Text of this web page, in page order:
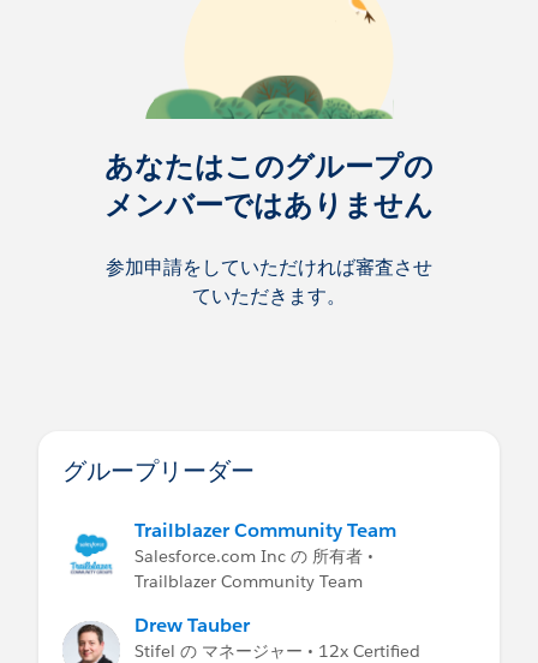
あなたはこのグループの
メンバーではありません
参加申請をしていただければ審査させ
ていただきます。
グループリーダー
Trailblazer Community Team
Salesforce.com Inc の 所有者 •
Trailblazer Community Team
Drew Tauber
Stifel の マネージャー • 12x Certified